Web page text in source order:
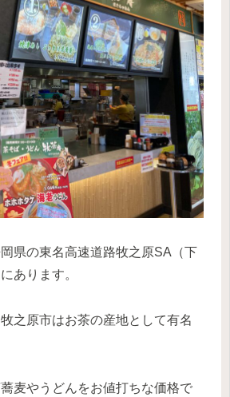
岡県の東名高速道路牧之原SA（下
あります。
牧之原市はお茶の産地として有名
麦やうどんをお値打ちな価格で